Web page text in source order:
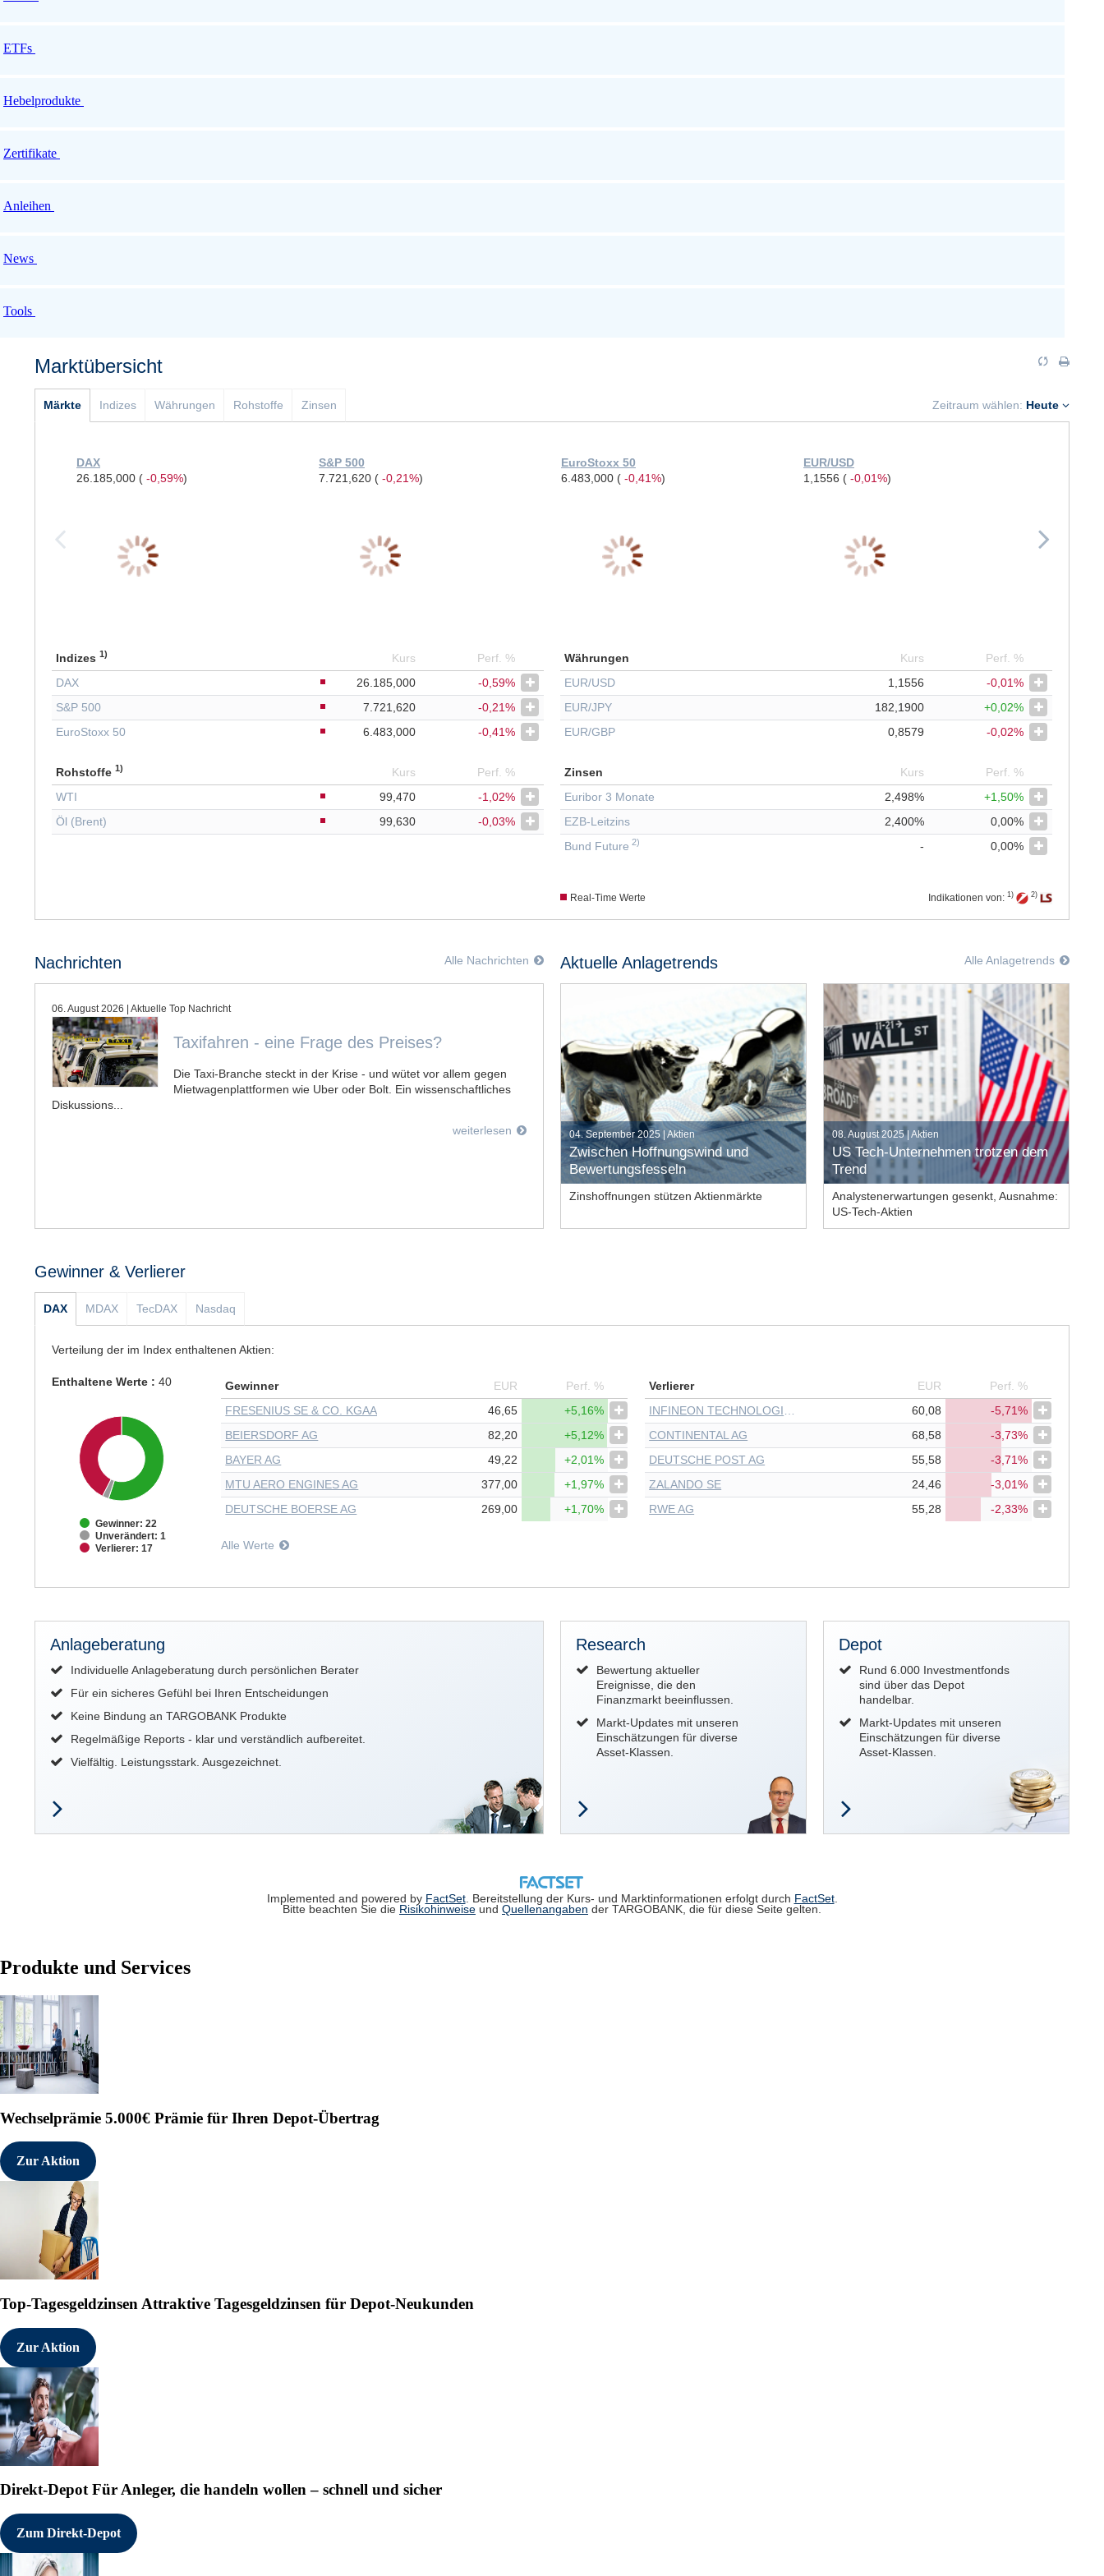
ETFs
Hebelprodukte
Zertifikate
Anleihen
News
Tools
Marktübersicht
Märkte Indizes Währungen Rohstoffe Zinsen Zeitraum wählen: Heute
DAX
26.185,000 ( -0,59%)
S&P 500
7.721,620 ( -0,21%)
EuroStoxx 50
6.483,000 ( -0,41%)
EUR/USD
1,1556 ( -0,01%)
Indizes 1) Kurs
Perf. %
DAX
26.185,000
-0,59%
S&P 500
7.721,620
-0,21%
EuroStoxx 50
6.483,000 -0,41%
Währungen Kurs
Perf. %
EUR/USD
1,1556
-0,01%
EUR/JPY
182,1900
+0,02%
EUR/GBP
0,8579 -0,02%
Rohstoffe 1) Kurs
Perf. %
WTI
99,470
-1,02%
Öl (Brent)
99,630 -0,03%
Zinsen Kurs
Perf. %
Euribor 3 Monate
2,498%
+1,50%
EZB-Leitzins
2,400%
0,00%
Bund Future 2) - 0,00%
Real-Time Werte Indikationen von: 1) 2)
Alle Nachrichten
Nachrichten
06. August 2026 | Aktuelle Top Nachricht
Taxifahren - eine Frage des Preises?
Die Taxi-Branche steckt in der Krise - und wütet vor allem gegen
Mietwagenplattformen wie Uber oder Bolt. Ein wissenschaftliches
Diskussions...
weiterlesen
Alle Anlagetrends
Aktuelle Anlagetrends
04. September 2025 | Aktien
Zwischen Hoffnungswind und
Bewertungsfesseln
Jetzt handeln
Artikel lesen
Zinshoffnungen stützen Aktienmärkte
08. August 2025 | Aktien
US Tech-Unternehmen trotzen dem
Trend
Jetzt handeln
Artikel lesen
Analystenerwartungen gesenkt, Ausnahme:
US-Tech-Aktien
Gewinner & Verlierer
DAX MDAX TecDAX Nasdaq
Verteilung der im Index enthaltenen Aktien:
Enthaltene Werte : 40
Gewinner: 22
Unverändert: 1
Verlierer: 17
Gewinner EUR
Perf. %
FRESENIUS SE & CO. KGAA
46,65
+5,16%
BEIERSDORF AG
82,20
+5,12%
BAYER AG
49,22
+2,01%
MTU AERO ENGINES AG
377,00
+1,97%
DEUTSCHE BOERSE AG
269,00 +1,70%
Alle Werte
Verlierer EUR
Perf. %
60,08
-5,71%
CONTINENTAL AG
68,58
-3,73%
DEUTSCHE POST AG
55,58
-3,71%
ZALANDO SE
24,46
-3,01%
RWE AG
55,28 -2,33%
Anlageberatung
Individuelle Anlageberatung durch persönlichen Berater
Für ein sicheres Gefühl bei Ihren Entscheidungen
Keine Bindung an TARGOBANK Produkte
Regelmäßige Reports - klar und verständlich aufbereitet.
Vielfältig. Leistungsstark. Ausgezeichnet.
Research
Bewertung aktueller
Ereignisse, die den
Finanzmarkt beeinflussen.
Markt-Updates mit unseren
Einschätzungen für diverse
Asset-Klassen.
Depot
Rund 6.000 Investmentfonds
sind über das Depot
handelbar.
Markt-Updates mit unseren
Einschätzungen für diverse
Asset-Klassen.
Implemented and powered by FactSet. Bereitstellung der Kurs- und Marktinformationen erfolgt durch FactSet.
Bitte beachten Sie die Risikohinweise und Quellenangaben der TARGOBANK, die für diese Seite gelten.
Produkte und Services
Wechselprämie 5.000€ Prämie für Ihren Depot-Übertrag
Zur Aktion
Top-Tagesgeldzinsen Attraktive Tagesgeldzinsen für Depot-Neukunden
Zur Aktion
Direkt-DepotFür Anleger, die handeln wollen – schnell und sicher
Zum Direkt-Depot